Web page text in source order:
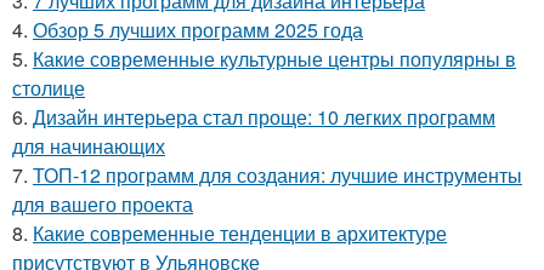
4. Обзор 5 лучших программ 2025 года
5. Какие современные культурные центры популярны в
столице
6. Дизайн интерьера стал проще: 10 легких программ
для начинающих
7. ТОП-12 программ для создания: лучшие инструменты
для вашего проекта
8. Какие современные тенденции в архитектуре
присутствуют в Ульяновске